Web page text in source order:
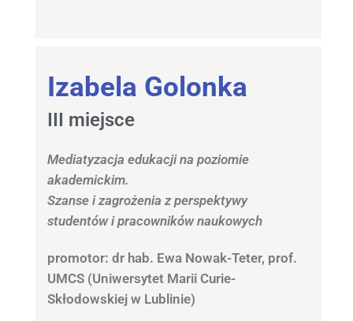
Izabela Golonka
III miejsce
Mediatyzacja edukacji na poziomie
akademickim.
Szanse i zagrożenia z perspektywy
studentów i pracowników naukowych
promotor: dr hab. Ewa Nowak-Teter, prof.
UMCS (Uniwersytet Marii Curie-
Skłodowskiej w Lublinie)